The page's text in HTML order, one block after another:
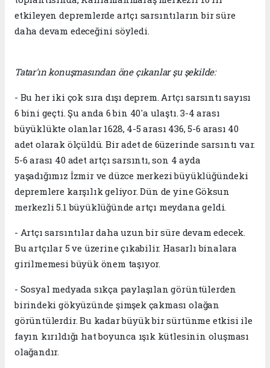
etkileyen depremlerde artçı sarsıntıların bir süre
daha devam edeceğini söyledi.
Tatar'ın konuşmasından öne çıkanlar şu şekilde:
- Bu her iki çok sıra dışı deprem. Artçı sarsıntı sayısı
6 bini geçti. Şu anda 6 bin 40'a ulaştı. 3-4 arası
büyüklükte olanlar 1628, 4-5 arası 436, 5-6 arası 40
adet olarak ölçüldü. Bir adet de 6üzerinde sarsıntı var.
5-6 arası 40 adet artçı sarsıntı, son 4 ayda
yaşadığımız İzmir ve düzce merkezi büyüklüğündeki
depremlere karşılık geliyor. Dün de yine Göksun
merkezli 5.1 büyüklüğünde artçı meydana geldi.
- Artçı sarsıntılar daha uzun bir süre devam edecek.
Bu artçılar 5 ve üzerine çıkabilir. Hasarlı binalara
girilmemesi büyük önem taşıyor.
- Sosyal medyada sıkça paylaşılan görüntülerden
birindeki gökyüzünde şimşek çakması olağan
görüntülerdir. Bu kadar büyük bir sürtünme etkisi ile
fayın kırıldığı hat boyunca ışık kütlesinin oluşması
olağandır.